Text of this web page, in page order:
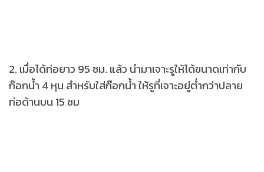
2. เมื่อได้ท่อยาว 95 ซม. แล้ว นำมาเจาะรูให้ได้ขนาดเท่ากับ
ก๊อกน้ำ 4 หุน สำหรับใส่ก๊อกน้ำ ให้รูที่เจาะอยู่ต่ำกว่าปลาย
ท่อด้านบน 15 ซม